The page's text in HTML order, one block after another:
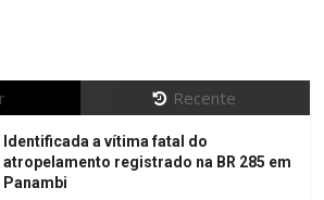
Recente
Identificada a vítima fatal do
atropelamento registrado na BR 285 em
Panambi